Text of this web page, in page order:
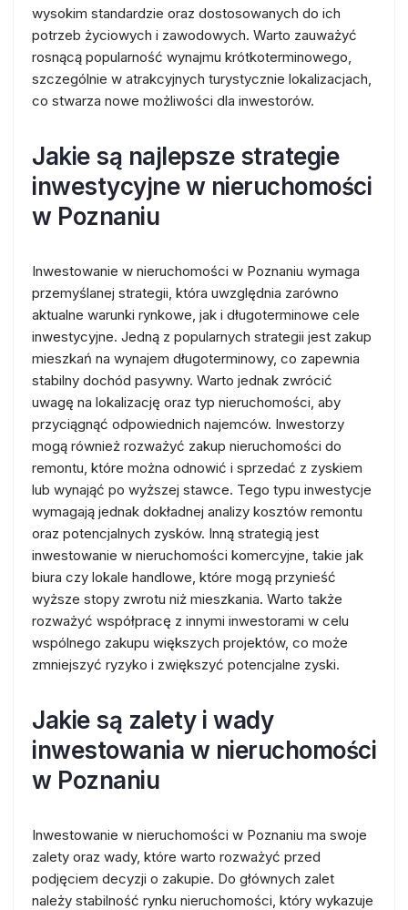
wysokim standardzie oraz dostosowanych do ich
potrzeb życiowych i zawodowych. Warto zauważyć
rosnącą popularność wynajmu krótkoterminowego,
szczególnie w atrakcyjnych turystycznie lokalizacjach,
co stwarza nowe możliwości dla inwestorów.
Jakie są najlepsze strategie
inwestycyjne w nieruchomości
w Poznaniu
Inwestowanie w nieruchomości w Poznaniu wymaga
przemyślanej strategii, która uwzględnia zarówno
aktualne warunki rynkowe, jak i długoterminowe cele
inwestycyjne. Jedną z popularnych strategii jest zakup
mieszkań na wynajem długoterminowy, co zapewnia
stabilny dochód pasywny. Warto jednak zwrócić
uwagę na lokalizację oraz typ nieruchomości, aby
przyciągnąć odpowiednich najemców. Inwestorzy
mogą również rozważyć zakup nieruchomości do
remontu, które można odnowić i sprzedać z zyskiem
lub wynająć po wyższej stawce. Tego typu inwestycje
wymagają jednak dokładnej analizy kosztów remontu
oraz potencjalnych zysków. Inną strategią jest
inwestowanie w nieruchomości komercyjne, takie jak
biura czy lokale handlowe, które mogą przynieść
wyższe stopy zwrotu niż mieszkania. Warto także
rozważyć współpracę z innymi inwestorami w celu
wspólnego zakupu większych projektów, co może
zmniejszyć ryzyko i zwiększyć potencjalne zyski.
Jakie są zalety i wady
inwestowania w nieruchomości
w Poznaniu
Inwestowanie w nieruchomości w Poznaniu ma swoje
zalety oraz wady, które warto rozważyć przed
podjęciem decyzji o zakupie. Do głównych zalet
należy stabilność rynku nieruchomości, który wykazuje